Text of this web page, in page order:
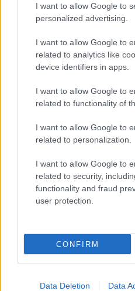
I want to allow Google to
personalized advertising.
I want to allow Google to
related to analytics like
device identifiers in apps.
I want to allow Google to
related to functionality of
I want to allow Google to
related to personalization.
I want to allow Google to
related to security,
functionality and fraud
user protection.
CONFIRM
Data Deletion Data
7+1 meglepő dolog,